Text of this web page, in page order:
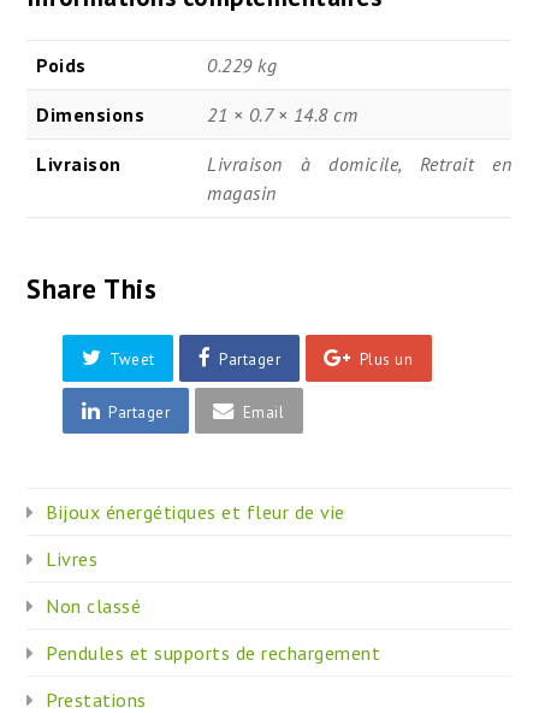
Poids 0.229 kg
Dimensions 21 × 0.7 × 14.8 cm
Livraison
Livraison à domicile, Retrait en
magasin
Share This
Tweet Partager Plus un
Partager Email
Bijoux énergétiques et fleur de vie
Livres
Non classé
Pendules et supports de rechargement
Prestations